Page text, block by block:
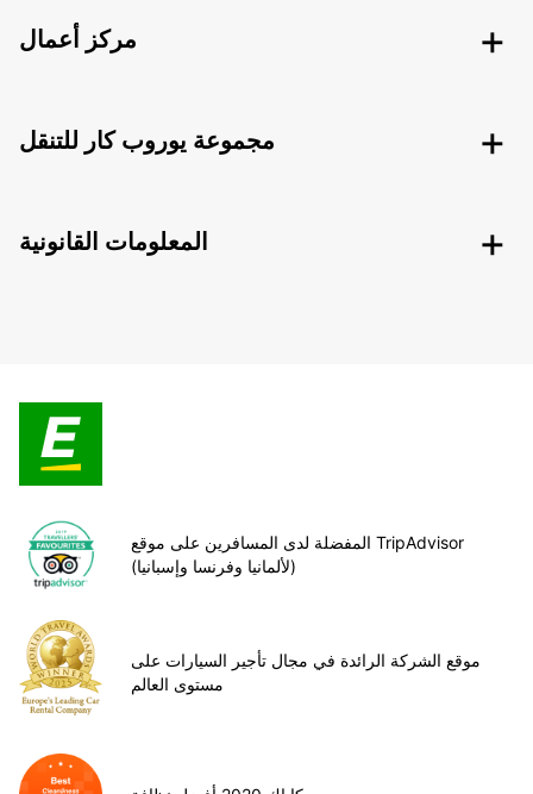
مركز أعمال
مجموعة يوروب كار للتنقل
المعلومات القانونية
المفضلة لدى المسافرين على موقع TripAdvisor
(لألمانيا وفرنسا وإسبانيا)
موقع الشركة الرائدة في مجال تأجير السيارات على
مستوى العالم